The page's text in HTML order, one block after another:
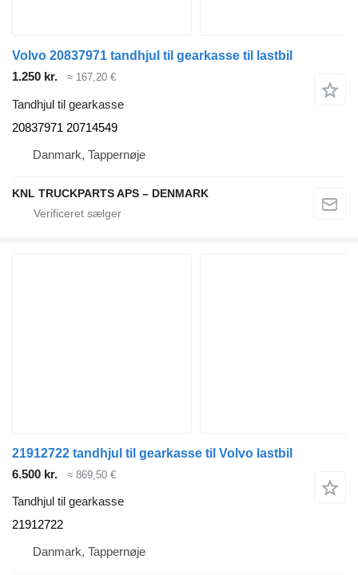
Volvo 20837971 tandhjul til gearkasse til lastbil
1.250 kr.
≈ 167,20 €
Tandhjul til gearkasse
20837971 20714549
Danmark, Tappernøje
KNL TRUCKPARTS APS – DENMARK
21912722 tandhjul til gearkasse til Volvo lastbil
6.500 kr.
≈ 869,50 €
Tandhjul til gearkasse
21912722
Danmark, Tappernøje